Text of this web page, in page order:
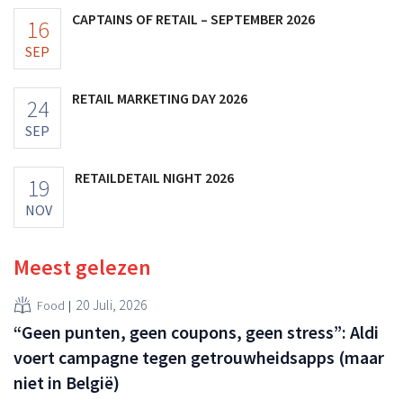
16
SEP
CAPTAINS OF RETAIL – SEPTEMBER 2026
24
SEP
RETAIL MARKETING DAY 2026
19
NOV
RETAILDETAIL NIGHT 2026
Meest gelezen
Food 20 Juli, 2026
“Geen punten, geen coupons, geen stress”: Aldi
voert campagne tegen getrouwheidsapps (maar
niet in België)